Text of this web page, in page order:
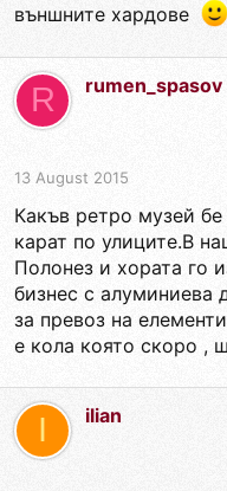
външните хардове
R rumen_spasov
13 August 2015
Какъв ретро музей
карат по улиците.В
Полонез и хората го
бизнес с алуминиева
за превоз на
е кола която скоро ,
I ilian